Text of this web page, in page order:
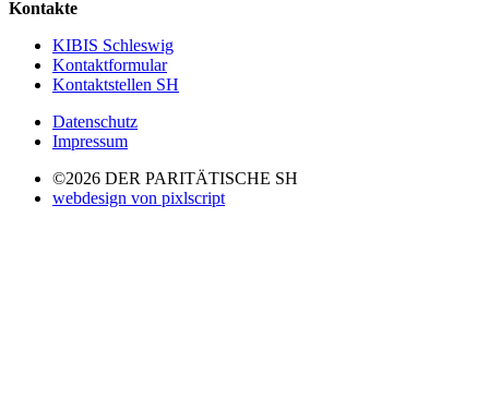
Kontakte
KIBIS Schleswig
Kontaktformular
Kontaktstellen SH
Datenschutz
Impressum
©2026 DER PARITÄTISCHE SH
webdesign von pixlscript